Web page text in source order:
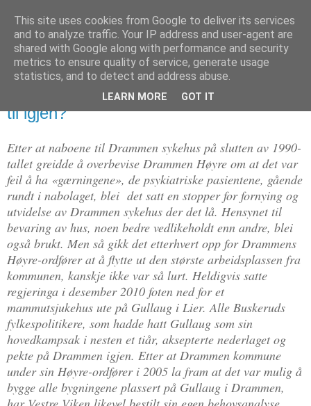
Politikus
søndag 30. oktober 2011
Drammenserne og sjukehuset: Roter det
til igjen?
Etter at naboene til Drammen sykehus på slutten av 1990-
tallet greidde å overbevise Drammen Høyre om at det var
feil å ha «gærningene», de psykiatriske pasientene, gående
rundt i nabolaget, blei det satt en stopper for fornying og
utvidelse av Drammen sykehus der det lå. Hensynet til
bevaring av hus, noen bedre vedlikeholdt enn andre, blei
også brukt. Men så gikk det etterhvert opp for Drammens
Høyre-ordfører at å flytte ut den største arbeidsplassen fra
kommunen, kanskje ikke var så lurt. Heldigvis satte
regjeringa i desember 2010 foten ned for et
mammutsjukehus ute på Gullaug i Lier. Alle Buskeruds
fylkespolitikere, som hadde hatt Gullaug som sin
hovedkampsak i nesten et tiår, aksepterte nederlaget og
pekte på Drammen igjen. Etter at Drammen kommune
under sin Høyre-ordfører i 2005 la fram at det var mulig å
bygge alle bygningene plassert på Gullaug i Drammen,
This site uses cookies from Google to deliver its services
and to analyze traffic. Your IP address and user-agent are
shared with Google along with performance and security
metrics to ensure quality of service, generate usage
statistics, and to detect and address abuse.
LEARN MORE GOT IT